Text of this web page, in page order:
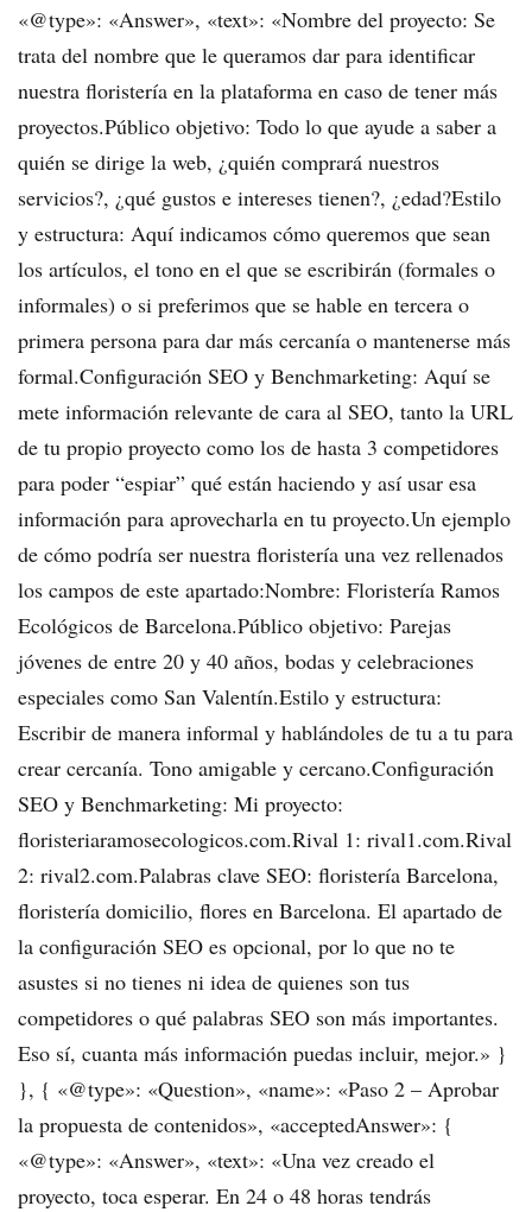
«@type»: «Answer», «text»: «Nombre del proyecto: Se
trata del nombre que le queramos dar para identificar
nuestra floristería en la plataforma en caso de tener más
proyectos.Público objetivo: Todo lo que ayude a saber a
quién se dirige la web, ¿quién comprará nuestros
servicios?, ¿qué gustos e intereses tienen?, ¿edad?Estilo
y estructura: Aquí indicamos cómo queremos que sean
los artículos, el tono en el que se escribirán (formales o
informales) o si preferimos que se hable en tercera o
primera persona para dar más cercanía o mantenerse más
formal.Configuración SEO y Benchmarketing: Aquí se
mete información relevante de cara al SEO, tanto la URL
de tu propio proyecto como los de hasta 3 competidores
para poder “espiar” qué están haciendo y así usar esa
información para aprovecharla en tu proyecto.Un ejemplo
de cómo podría ser nuestra floristería una vez rellenados
los campos de este apartado:Nombre: Floristería Ramos
Ecológicos de Barcelona.Público objetivo: Parejas
jóvenes de entre 20 y 40 años, bodas y celebraciones
especiales como San Valentín.Estilo y estructura:
Escribir de manera informal y hablándoles de tu a tu para
crear cercanía. Tono amigable y cercano.Configuración
SEO y Benchmarketing: Mi proyecto:
floristeriaramosecologicos.com.Rival 1: rival1.com.Rival
2: rival2.com.Palabras clave SEO: floristería Barcelona,
floristería domicilio, flores en Barcelona. El apartado de
la configuración SEO es opcional, por lo que no te
asustes si no tienes ni idea de quienes son tus
competidores o qué palabras SEO son más importantes.
Eso sí, cuanta más información puedas incluir, mejor.» }
}, { «@type»: «Question», «name»: «Paso 2 – Aprobar
la propuesta de contenidos», «acceptedAnswer»: {
«@type»: «Answer», «text»: «Una vez creado el
proyecto, toca esperar. En 24 o 48 horas tendrás